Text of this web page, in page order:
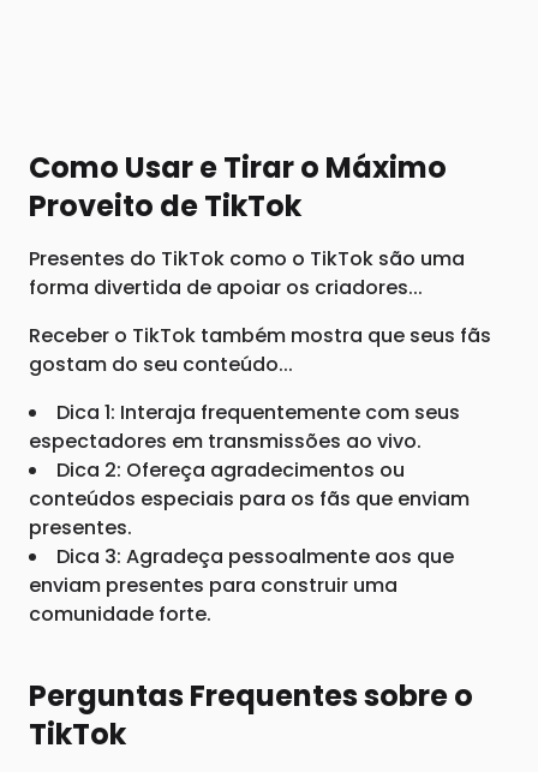
Como Usar e Tirar o Máximo
Proveito de TikTok
Presentes do TikTok como o TikTok são uma
forma divertida de apoiar os criadores...
Receber o TikTok também mostra que seus fãs
gostam do seu conteúdo...
Dica 1: Interaja frequentemente com seus
espectadores em transmissões ao vivo.
Dica 2: Ofereça agradecimentos ou
conteúdos especiais para os fãs que enviam
presentes.
Dica 3: Agradeça pessoalmente aos que
enviam presentes para construir uma
comunidade forte.
Perguntas Frequentes sobre o
TikTok